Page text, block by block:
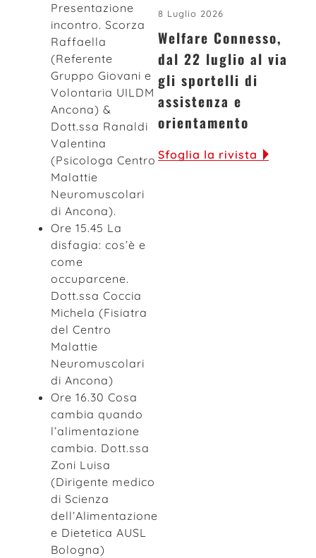
Presentazione
incontro. Scorza
Raffaella
(Referente
Gruppo Giovani e
Volontaria UILDM
Ancona) &
Dott.ssa Ranaldi
Valentina
(Psicologa Centro
Malattie
Neuromuscolari
di Ancona).
Ore 15.45 La
disfagia: cos’è e
come
occuparcene.
Dott.ssa Coccia
Michela (Fisiatra
del Centro
Malattie
Neuromuscolari
di Ancona)
Ore 16.30 Cosa
cambia quando
l’alimentazione
cambia. Dott.ssa
Zoni Luisa
(Dirigente medico
di Scienza
dell’Alimentazione
e Dietetica AUSL
Bologna)
8 Luglio 2026
Welfare Connesso,
dal 22 luglio al via
gli sportelli di
assistenza e
orientamento
Sfoglia la rivista